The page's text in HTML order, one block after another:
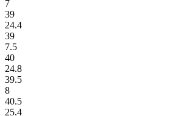
7
39
24.4
39
7.5
40
24.8
39.5
8
40.5
25.4